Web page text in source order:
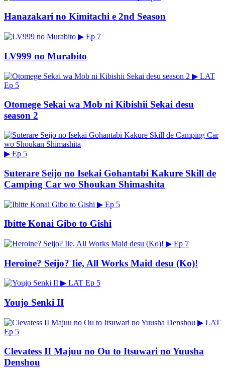
Hanazakari no Kimitachi e 2nd Season
▶ Ep 7
LV999 no Murabito
▶ LAT
Ep 5
Otomege Sekai wa Mob ni Kibishii Sekai desu
season 2
▶ Ep 5
Suterare Seijo no Isekai Gohantabi Kakure Skill de
Camping Car wo Shoukan Shimashita
▶ Ep 5
Ibitte Konai Gibo to Gishi
▶ Ep 7
Heroine? Seijo? Iie, All Works Maid desu (Ko)!
▶ LAT Ep 5
Youjo Senki II
▶ LAT
Ep 5
Clevatess II Majuu no Ou to Itsuwari no Yuusha
Denshou